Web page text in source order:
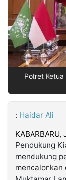
Partner
Insight
NTB
Suara
Time
Lens
IDN
Daily
Jogja
Jalan
Rakyat
Idealita
News
Kita
Notice
Dinamikapost.com
Radar
Baru
Seedbacklink
Follow
KabarbaruPotret Ketua
: Haidar Ali
KABARBARU,
Pendukung
mendukung
mencalonkan